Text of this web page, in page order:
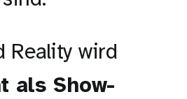
Reality wird
als Show-